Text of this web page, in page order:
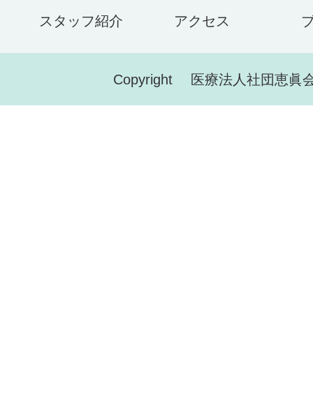
スタッフ紹介 アクセス
Copyright 医療法人社団恵眞